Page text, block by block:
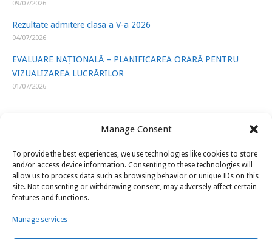
Manage Consent
To provide the best experiences, we use technologies like cookies to store
and/or access device information. Consenting to these technologies will
allow us to process data such as browsing behavior or unique IDs on this
site. Not consenting or withdrawing consent, may adversely affect certain
features and functions.
Manage services
09/07/2026
Rezultate admitere clasa a V-a 2026
04/07/2026
EVALUARE NAȚIONALĂ – PLANIFICAREA ORARĂ PENTRU
VIZUALIZAREA LUCRĂRILOR
01/07/2026
LINK-URI UTILE
ISJ Prahova
Ministerul Educatiei